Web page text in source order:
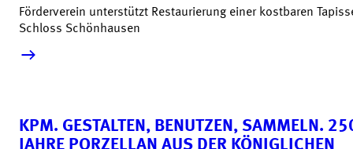
Förderverein unterstützt Restaurierung einer kostbaren
Schloss Schönhausen
mehr lesen &raquo;
KPM. GESTALTEN, BENUTZEN, SAMMELN.
JAHRE PORZELLAN AUS DER KÖNIGLICHEN